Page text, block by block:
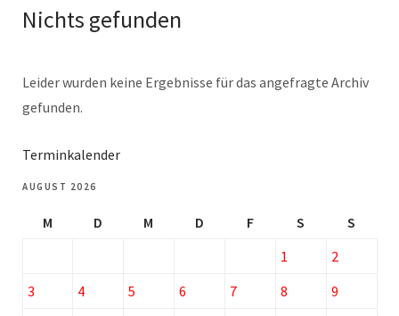
Nichts gefunden
Leider wurden keine Ergebnisse für das angefragte Archiv
gefunden.
Terminkalender
AUGUST 2026
M D M D F S
S
1
2
3
4 5 6 7 8
9